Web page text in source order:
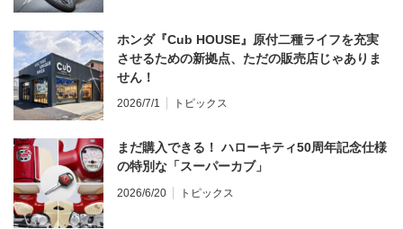
ホンダ『Cub HOUSE』原付二種ライフを充実
させるための新拠点、ただの販売店じゃありま
せん！
2026/7/1 トピックス
まだ購入できる！ ハローキティ50周年記念仕様
の特別な「スーパーカブ」
2026/6/20 トピックス